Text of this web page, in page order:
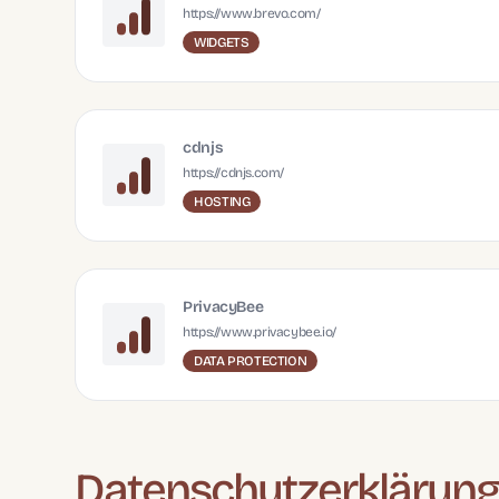
https://www.brevo.com/
WIDGETS
cdnjs
https://cdnjs.com/
HOSTING
PrivacyBee
https://www.privacybee.io/
DATA PROTECTION